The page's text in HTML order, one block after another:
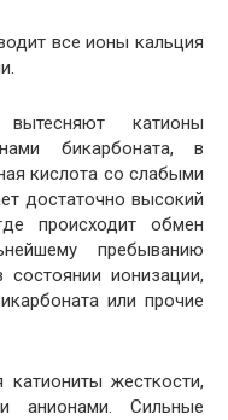
все ионы кальция
катионы
бикарбоната, в
кислота со слабыми
достаточно высокий
происходит обмен
пребыванию
состоянии ионизации,
или прочие
жесткости,
анионами. Сильные